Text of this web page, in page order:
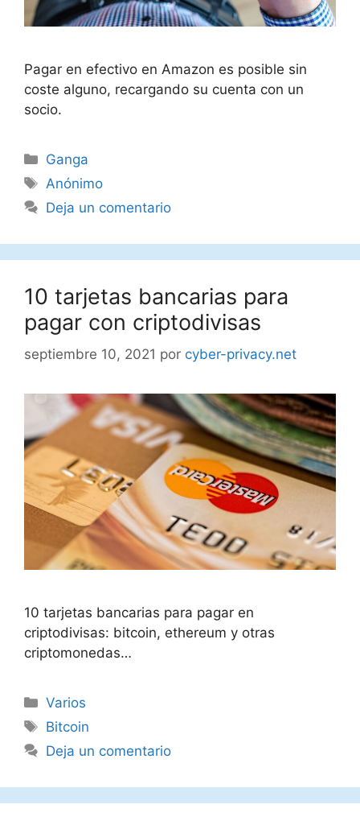
Pagar en efectivo en Amazon es posible sin
coste alguno, recargando su cuenta con un
socio.
Categorías
Ganga
Etiquetas
Anónimo
Deja un comentario
10 tarjetas bancarias para
pagar con criptodivisas
septiembre 10, 2021 por cyber-privacy.net
10 tarjetas bancarias para pagar en
criptodivisas: bitcoin, ethereum y otras
criptomonedas…
Categorías
Varios
Etiquetas
Bitcoin
Deja un comentario